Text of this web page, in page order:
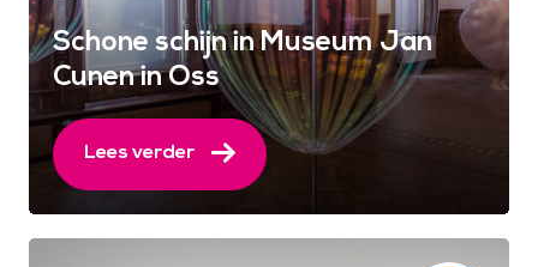
Schone schijn in Museum Jan
Cunen in Oss
Lees verder